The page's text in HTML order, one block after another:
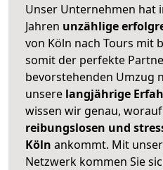
Unser Unternehmen hat
Jahren unzählige
von Köln nach Tours mit
somit der perfekte
bevorstehenden Umzug
unsere langjährige
wissen wir genau,
reibungslosen und
Köln ankommt. Mit
Netzwerk kommen Sie